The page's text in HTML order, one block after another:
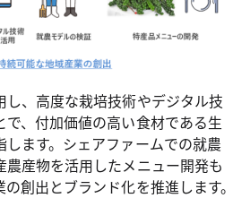
、高度な栽培技術やデジタル技
、付加価値の高い食材である生
ます。シェアファームでの就農
産物を活用したメニュー開発も
創出とブランド化を推進します。